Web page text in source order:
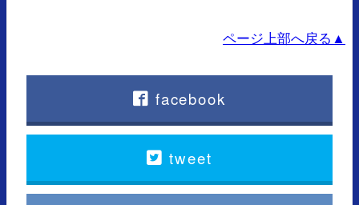
ページ上部へ戻る▲
facebook
tweet